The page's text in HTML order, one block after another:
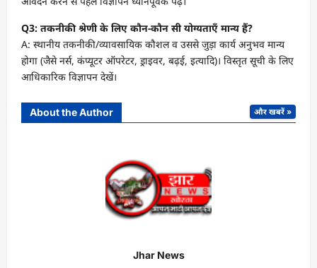
Q3: तकनीकी श्रेणी के लिए कौन-कौन सी योग्यताएँ मान्य हैं?
A: स्थानीय तकनीकी/व्यावसायिक कौशल व उससे जुड़ा कार्य अनुभव मान्य
होगा (जैसे नर्स, कंप्यूटर ऑपरेटर, ड्राइवर, बढ़ई, इत्यादि)। विस्तृत सूची के लिए
आधिकारिक विज्ञापन देखें।
About the Author और खबरें »
Jhar News